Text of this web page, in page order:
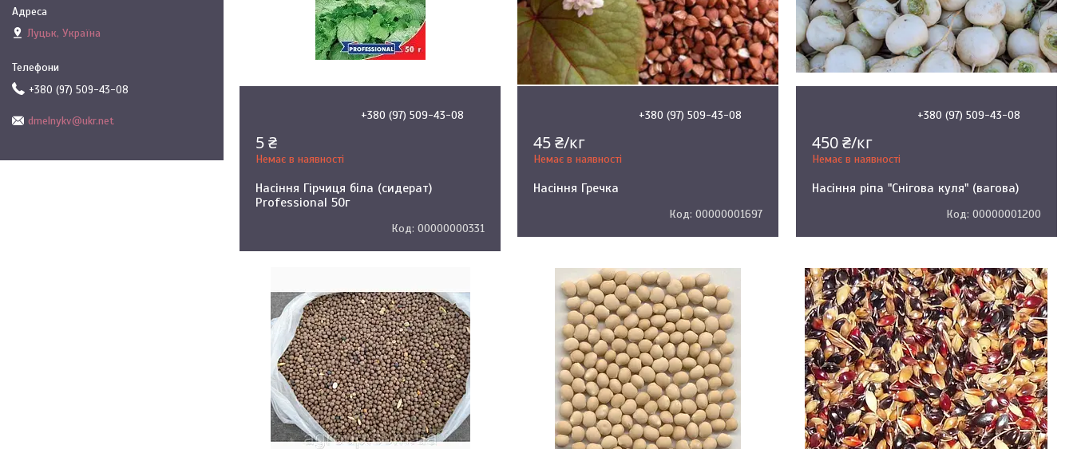
+380 (97) 509-43-08
5 ₴
Немає в наявності
Насіння Гірчиця біла (сидерат)
Professional 50г
00000000331
+380 (97) 509-43-08
45 ₴/кг
Немає в наявності
Насіння Гречка
00000001697
+380 (97) 509-43-08
450 ₴/кг
Немає в наявності
Насіння ріпа "Снігова куля" (вагова)
00000001200
Луцьк, Україна
+380 (97) 509-43-08
dmelnykv@ukr.net